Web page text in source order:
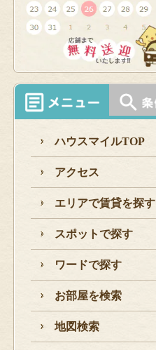
ハウスマイルTOP
アクセス
エリアで賃貸を探す
スポットで探す
ワードで探す
お部屋を検索
地図検索